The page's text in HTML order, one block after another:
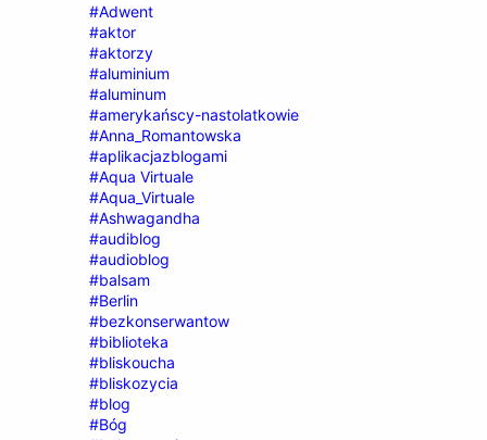
#Adwent
#aktor
#aktorzy
#aluminium
#aluminum
#amerykańscy-nastolatkowie
#Anna_Romantowska
#aplikacjazblogami
#Aqua Virtuale
#Aqua_Virtuale
#Ashwagandha
#audiblog
#audioblog
#balsam
#Berlin
#bezkonserwantow
#biblioteka
#bliskoucha
#bliskozycia
#blog
#Bóg